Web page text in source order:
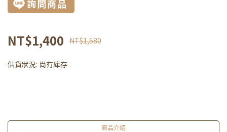
詢問商品
NT$1,400 NT$1,580
供貨狀況: 尚有庫存
商品介紹